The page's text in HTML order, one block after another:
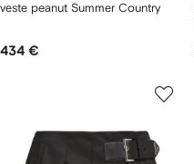
veste peanut Summer Country
434 €